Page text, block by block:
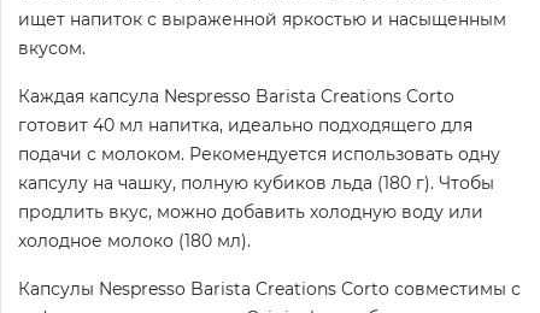
ищет напиток с выраженной яркостью и насыщенным
вкусом.
Каждая капсула Nespresso Barista Creations Corto
готовит 40 мл напитка, идеально подходящего для
подачи с молоком. Рекомендуется использовать одну
капсулу на чашку, полную кубиков льда (180 г). Чтобы
продлить вкус, можно добавить холодную воду или
холодное молоко (180 мл).
Капсулы Nespresso Barista Creations Corto совместимы с